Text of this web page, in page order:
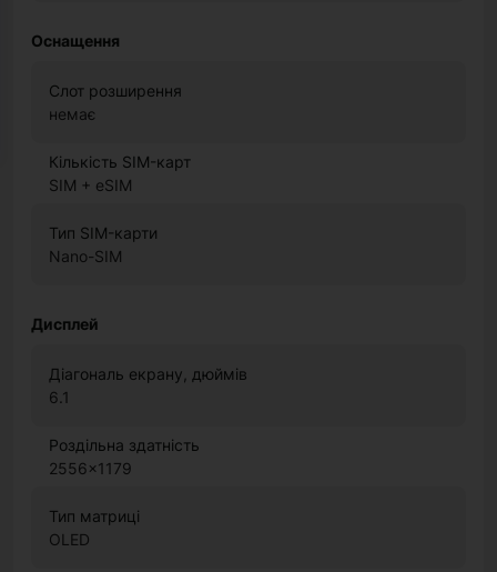
Оснащення
Слот розширення
немає
Кількість SIM-карт
SIM + eSIM
Тип SIM-карти
Nano-SIM
Дисплей
Діагональ екрану, дюймів
6.1
Роздільна здатність
2556x1179
Тип матриці
OLED